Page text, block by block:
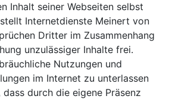
Inhalt seiner Webseiten selbst
Internetdienste Meinert von
Dritter im Zusammenhang
unzulässiger Inhalte frei.
Nutzungen und
im Internet zu unterlassen
durch die eigene Präsenz